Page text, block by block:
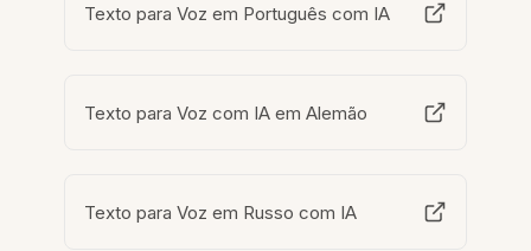
Texto para Voz em Português com IA
Texto para Voz com IA em Alemão
Texto para Voz em Russo com IA